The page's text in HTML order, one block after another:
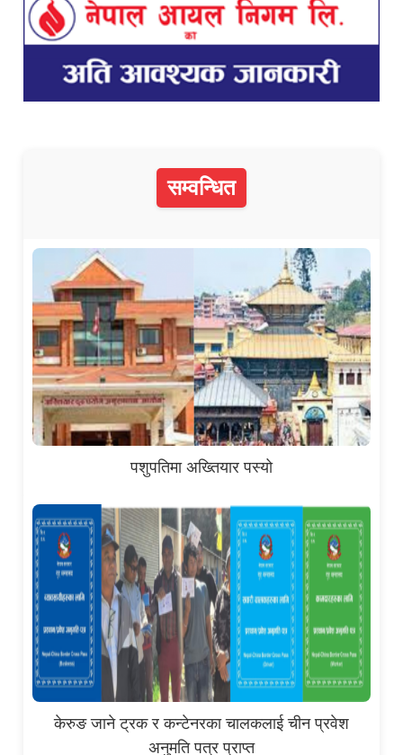
सम्वन्धित
पशुपतिमा अख्तियार पस्यो
केरुङ जाने ट्रक र कन्टेनरका चालकलाई चीन प्रवेश
अनुमति पत्र प्राप्त